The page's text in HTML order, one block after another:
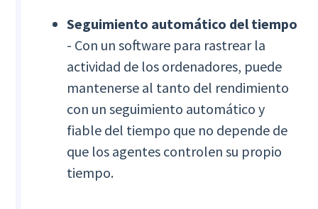
Seguimiento automático del tiempo
- Con un software para rastrear la
actividad de los ordenadores, puede
mantenerse al tanto del rendimiento
con un seguimiento automático y
fiable del tiempo que no depende de
que los agentes controlen su propio
tiempo.